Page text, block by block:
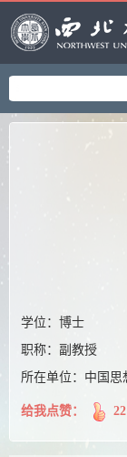
学位：博士
职称：副教授
所在单位：中国思
给我点赞： 22